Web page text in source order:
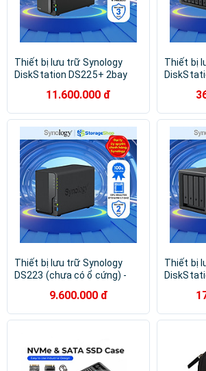
Thiết bị lưu trữ Synology
DiskStation DS225+ 2bay
11.600.000 đ
Thiết bị
Thiết bị lưu trữ Synology
DS223 (chưa có ổ cứng) -
9.600.000 đ
Thiết bị